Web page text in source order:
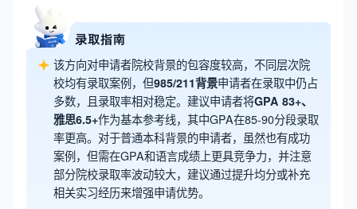
该方向对申请者院校背景的包容度较高，不同层次院
校均有录取案例，但985/211背景申请者在录取中仍占
多数，且录取率相对稳定。建议申请者将GPA 83+、
雅思6.5+作为基本参考线，其中GPA在85-90分段录取
率更高。对于普通本科背景的申请者，虽然也有成功
案例，但需在GPA和语言成绩上更具竞争力，并注意
部分院校录取率波动较大，建议通过提升均分或补充
相关实习经历来增强申请优势。